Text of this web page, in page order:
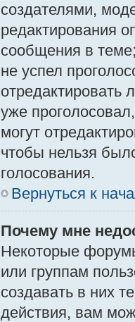
создателями,
редактирования
сообщения в
не успел
отредактировать
уже
могут
чтобы нельзя
голосования.
Вернуться к
Почему мне
Некоторые
или группам
создавать в них
действия, вам